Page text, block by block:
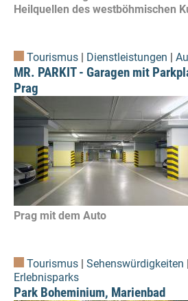
Heilquellen des westböhmischen
Tourismus | Dienstleistungen |
MR. PARKIT - Garagen mit
Prag
Prag mit dem Auto
Tourismus | Sehenswürdigkeiten |
Erlebnisparks
Park Boheminium, Marienbad